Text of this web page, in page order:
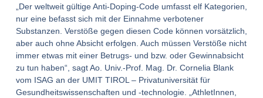
„Der weltweit gültige Anti-Doping-Code umfasst elf Kategorien,
nur eine befasst sich mit der Einnahme verbotener
Substanzen. Verstöße gegen diesen Code können vorsätzlich,
aber auch ohne Absicht erfolgen. Auch müssen Verstöße nicht
immer etwas mit einer Betrugs- und bzw. oder Gewinnabsicht
zu tun haben“, sagt Ao. Univ.-Prof. Mag. Dr. Cornelia Blank
vom ISAG an der UMIT TIROL – Privatuniversität für
Gesundheitswissenschaften und -technologie. „AthletInnen,